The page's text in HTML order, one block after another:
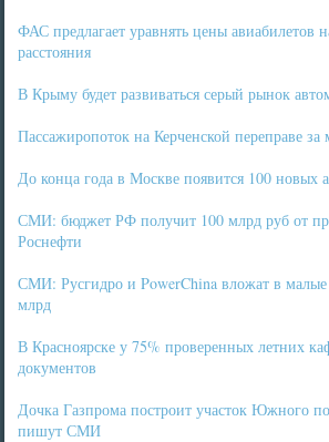
ФАС предлагает уравнять цены авиабилетов
расстояния
В Крыму будет развиваться серый рынок
Пассажиропоток на Керченской переправе за
До конца года в Москве появится 100 новых
СМИ: бюджет РФ получит 100 млрд руб от
Роснефти
СМИ: Русгидро и PowerChina вложат в
млрд
В Красноярске у 75% проверенных летних
документов
Дочка Газпрома построит участок Южного
пишут СМИ